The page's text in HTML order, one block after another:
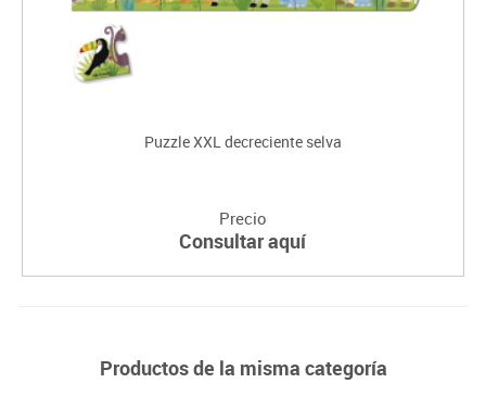
Puzzle XXL decreciente selva
Precio
Consultar aquí
Productos de la misma categoría